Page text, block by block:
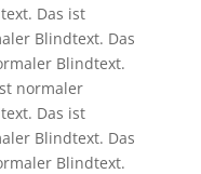
Das ist
Blindtext. Das
Blindtext.
normaler
Das ist
Blindtext. Das
Blindtext.